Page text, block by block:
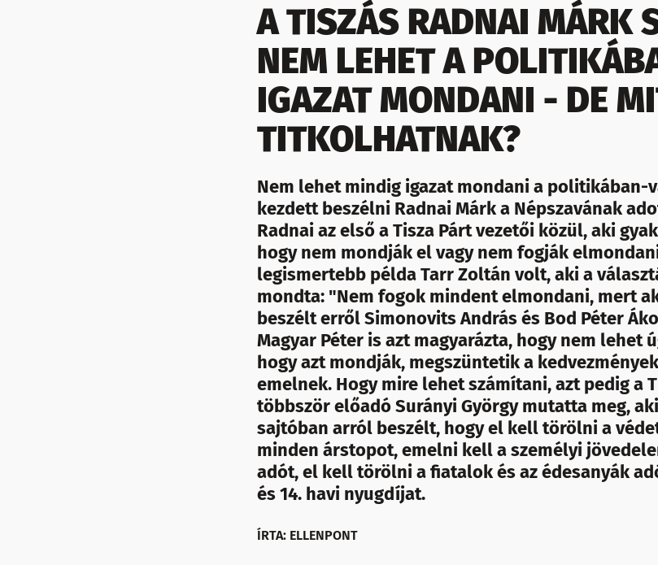
A TISZÁS RADNAI MÁRK
NEM LEHET A
IGAZAT MONDANI - DE
TITKOLHATNAK?
Nem lehet mindig igazat mondani a
kezdett beszélni Radnai Márk a Népszavának
Radnai az első a Tisza Párt vezetői közül, aki
hogy nem mondják el vagy nem fogják
legismertebb példa Tarr Zoltán volt, aki a
mondta: "Nem fogok mindent elmondani, mert
beszélt erről Simonovits András és Bod Péter
Magyar Péter is azt magyarázta, hogy nem lehet
hogy azt mondják, megszüntetik a
emelnek. Hogy mire lehet számítani, azt pedig a
többször előadó Surányi György mutatta meg,
sajtóban arról beszélt, hogy el kell törölni a
minden árstopot, emelni kell a személyi
adót, el kell törölni a fiatalok és az édesanyák
és 14. havi nyugdíjat.
ÍRTA: ELLENPONT